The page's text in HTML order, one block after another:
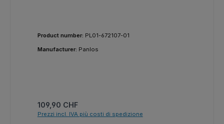
Product number: PL01-672107-01
Manufacturer: Panlos
Prezzo normale:
109,90 CHF
Prezzi incl. IVA più costi di spedizione